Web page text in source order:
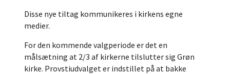
Disse nye tiltag kommunikeres i kirkens egne
medier.
For den kommende valgperiode er det en
målsætning at 2/3 af kirkerne tilslutter sig Grøn
kirke. Provstiudvalget er indstillet på at bakke